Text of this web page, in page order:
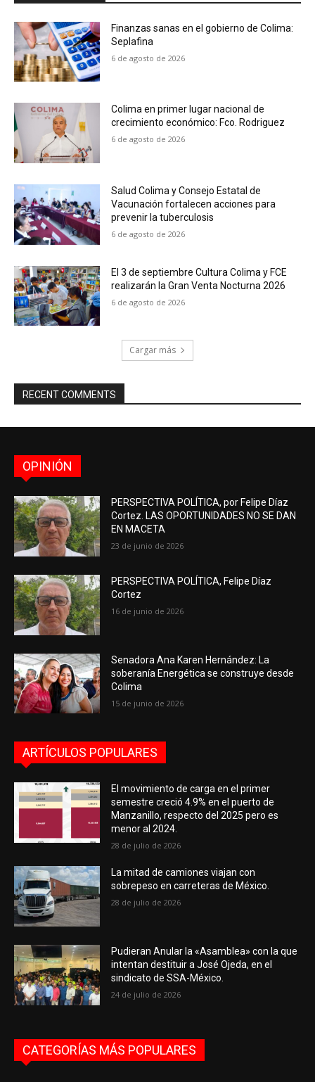
Finanzas sanas en el gobierno de Colima:
Seplafina
6 de agosto de 2026
Colima en primer lugar nacional de
crecimiento económico: Fco. Rodriguez
6 de agosto de 2026
Salud Colima y Consejo Estatal de
Vacunación fortalecen acciones para
prevenir la tuberculosis
6 de agosto de 2026
El 3 de septiembre Cultura Colima y FCE
realizarán la Gran Venta Nocturna 2026
6 de agosto de 2026
Cargar más
RECENT COMMENTS
OPINIÓN
PERSPECTIVA POLÍTICA, por Felipe Díaz
Cortez. LAS OPORTUNIDADES NO SE DAN
EN MACETA
23 de junio de 2026
PERSPECTIVA POLÍTICA, Felipe Díaz
Cortez
16 de junio de 2026
Senadora Ana Karen Hernández: La
soberanía Energética se construye desde
Colima
15 de junio de 2026
ARTÍCULOS POPULARES
El movimiento de carga en el primer
semestre creció 4.9% en el puerto de
Manzanillo, respecto del 2025 pero es
menor al 2024.
28 de julio de 2026
La mitad de camiones viajan con
sobrepeso en carreteras de México.
28 de julio de 2026
Pudieran Anular la «Asamblea» con la que
intentan destituir a José Ojeda, en el
sindicato de SSA-México.
24 de julio de 2026
CATEGORÍAS MÁS POPULARES